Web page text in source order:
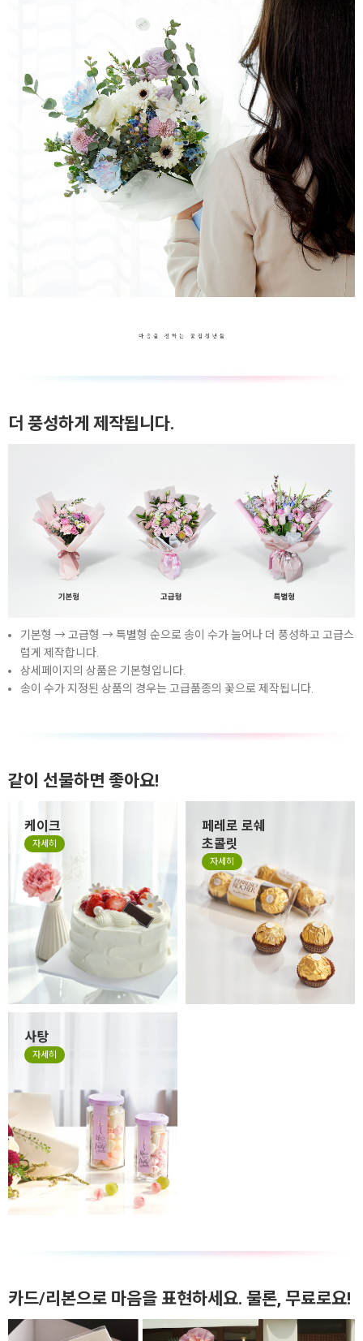
더 풍성하게 제작됩니다.
기본형 → 고급형 → 특별형 순으로 송이 수가 늘어나 더 풍성하고 고급스
럽게 제작합니다.
상세페이지의 상품은 기본형입니다.
송이 수가 지정된 상품의 경우는 고급품종의 꽃으로 제작됩니다.
같이 선물하면 좋아요!
케이크
자세히
페레로 로쉐
초콜릿
자세히
사탕
자세히
카드/리본으로 마음을 표현하세요. 물론, 무료로요!